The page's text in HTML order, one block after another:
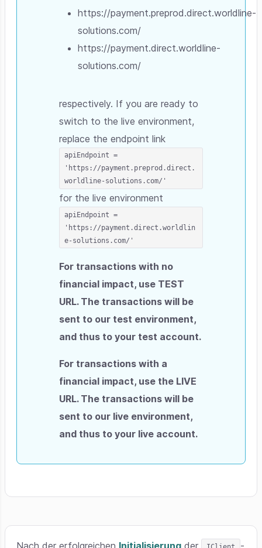
https://payment.preprod.direct.worldline-
solutions.com/
https://payment.direct.worldline-
solutions.com/
respectively. If you are ready to
switch to the live environment,
replace the endpoint link
apiEndpoint =
'https://payment.preprod.direct.
worldline-solutions.com/'
for the live environment
apiEndpoint =
'https://payment.direct.worldlin
e-solutions.com/'
For transactions with no
financial impact, use TEST
URL. The transactions will be
sent to our test environment,
and thus to your test account.
For transactions with a
financial impact, use the LIVE
URL. The transactions will be
sent to our live environment,
and thus to your live account.
Nach der erfolgreichen Initialisierung der -